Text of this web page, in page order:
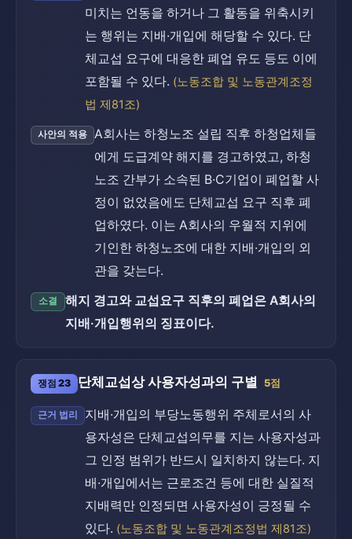
미치는 언동을 하거나 그 활동을 위축시키
는 행위는 지배·개입에 해당할 수 있다. 단
체교섭 요구에 대응한 폐업 유도 등도 이에
포함될 수 있다. (노동조합 및 노동관계조정
법 제81조)
사안의 적용
A회사는 하청노조 설립 직후 하청업체들
에게 도급계약 해지를 경고하였고, 하청
노조 간부가 소속된 B·C기업이 폐업할 사
정이 없었음에도 단체교섭 요구 직후 폐
업하였다. 이는 A회사의 우월적 지위에
기인한 하청노조에 대한 지배·개입의 외
관을 갖는다.
소결
해지 경고와 교섭요구 직후의 폐업은 A회사의
지배·개입행위의 징표이다.
쟁점 23 단체교섭상 사용자성과의 구별 5점
근거 법리
지배·개입의 부당노동행위 주체로서의 사
용자성은 단체교섭의무를 지는 사용자성과
그 인정 범위가 반드시 일치하지 않는다. 지
배·개입에서는 근로조건 등에 대한 실질적
지배력만 인정되면 사용자성이 긍정될 수
있다. (노동조합 및 노동관계조정법 제81조)